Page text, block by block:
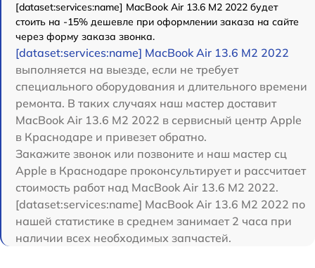
[dataset:services:name] MacBook Air 13.6 M2 2022 будет
стоить на -15% дешевле при оформлении заказа на сайте
через форму заказа звонка.
[dataset:services:name] MacBook Air 13.6 M2 2022
выполняется на выезде, если не требует
специального оборудования и длительного времени
ремонта. В таких случаях наш мастер доставит
MacBook Air 13.6 M2 2022 в сервисный центр Apple
в Краснодаре и привезет обратно.
Закажите звонок или позвоните и наш мастер сц
Apple в Краснодаре проконсультирует и рассчитает
стоимость работ над MacBook Air 13.6 M2 2022.
[dataset:services:name] MacBook Air 13.6 M2 2022 по
нашей статистике в среднем занимает 2 часа при
наличии всех необходимых запчастей.